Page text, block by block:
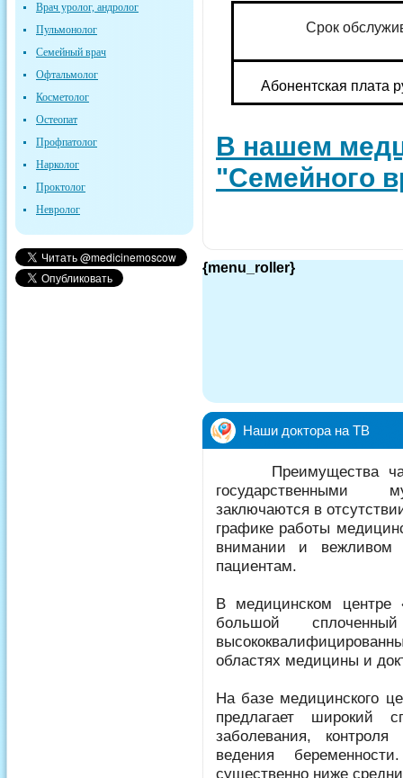
Срок
Абонентская плата
В нашем
"Семейного
{menu_roller}
Наши доктора на ТВ
Преимущества
государственными
заключаются в
графике работы
внимании и вежливом
пациентам.
В медицинском центре
большой
областях медицины и
На базе медицинского
предлагает широкий
заболевания,
ведения
существенно ниже
Врач уролог, андролог
Пульмонолог
Семейный врач
Офтальмолог
Косметолог
Остеопат
Профпатолог
Нарколог
Проктолог
Невролог